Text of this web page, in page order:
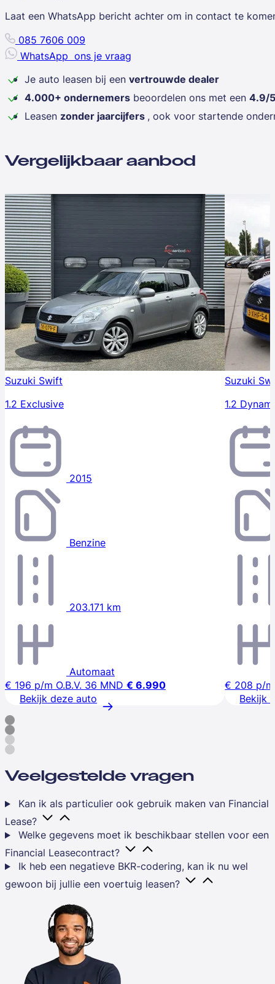
Laat een WhatsApp bericht achter om in contact te
085 7606 009
WhatsApp ons je vraag
Je auto leasen bij een vertrouwde dealer
4.000+ ondernemers beoordelen ons met een 4.9/5
Leasen zonder jaarcijfers , ook voor startende
Vergelijkbaar aanbod
Suzuki Swift
1.2 Exclusive
2015
Benzine
203.171 km
Automaat
€ 196 p/m O.B.V. 36 MND € 6.990
Bekijk deze auto
Suzuki
1.2
€ 208 p/m
Bekijk
Veelgestelde vragen
Kan ik als particulier ook gebruik maken van Financial
Lease?
Welke gegevens moet ik beschikbaar stellen voor een
Financial Leasecontract?
Ik heb een negatieve BKR-codering, kan ik nu wel
gewoon bij jullie een voertuig leasen?